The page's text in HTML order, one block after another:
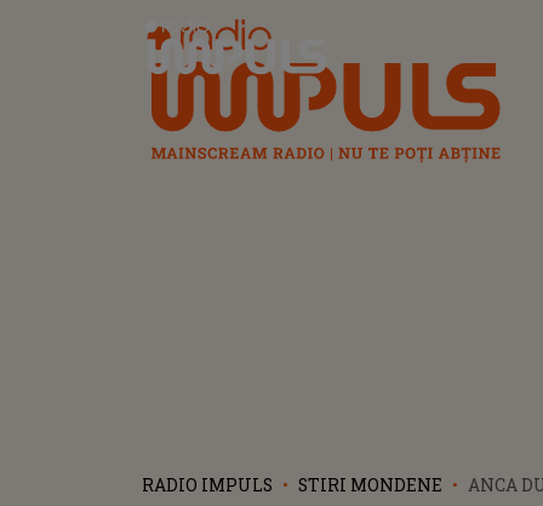
Radio Impuls
RADIO IMPULS STIRI MONDENE
ANCA